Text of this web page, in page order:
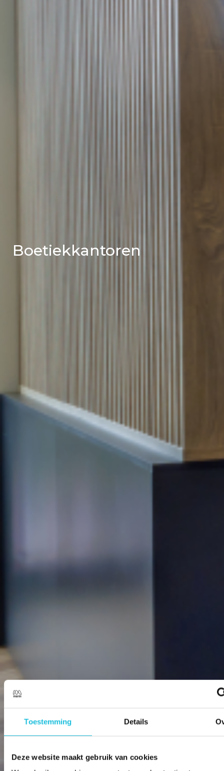
Toestemming Details
Deze website maakt gebruik van cookies
Boetiekkantoren